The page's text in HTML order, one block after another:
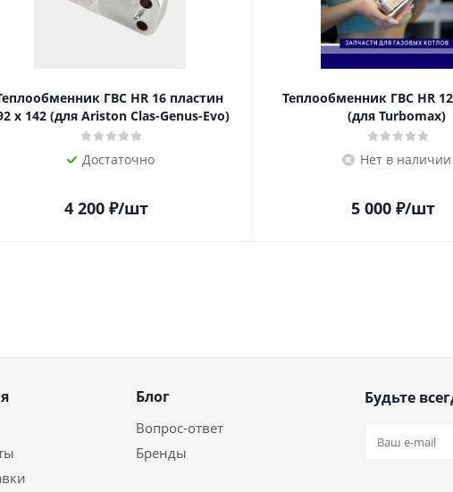
ГВС HR 16 пластин
x 142 (для Ariston Clas-Genus-Evo)
Достаточно
4 200 ₽/шт
Теплообменник ГВС HR
(для Turbomax)
Нет в наличии
5 000 ₽/шт
Блог
Вопрос-ответ
Бренды
Будьте